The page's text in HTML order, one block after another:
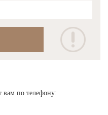
вам по телефону: